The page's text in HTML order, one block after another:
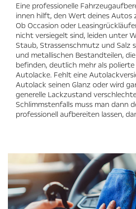
Eine professionelle
innen hilft, den Wert deines Autos
Ob Occasion oder
nicht versiegelt sind, leiden unter
Staub, Strassenschmutz und Salz
und metallischen Bestandteilen,
befinden, deutlich mehr als
Autolacke. Fehlt eine
Autolack seinen Glanz oder wird
generelle Lackzustand
Schlimmstenfalls muss man dann
professionell aufbereiten lassen,